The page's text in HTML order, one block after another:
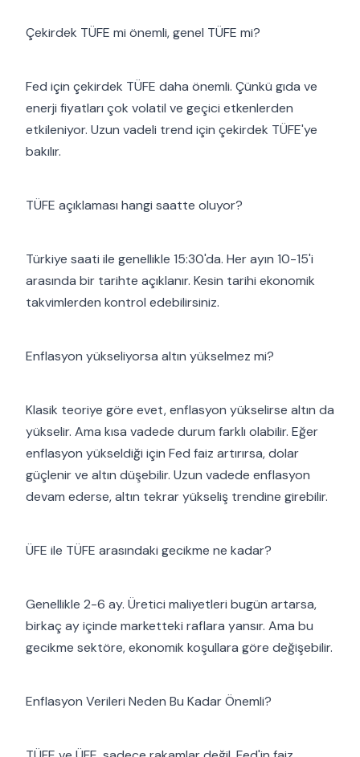
Çekirdek TÜFE mi önemli, genel TÜFE mi?
Fed için çekirdek TÜFE daha önemli. Çünkü gıda ve
enerji fiyatları çok volatil ve geçici etkenlerden
etkileniyor. Uzun vadeli trend için çekirdek TÜFE'ye
bakılır.
TÜFE açıklaması hangi saatte oluyor?
Türkiye saati ile genellikle 15:30'da. Her ayın 10-15'i
arasında bir tarihte açıklanır. Kesin tarihi ekonomik
takvimlerden kontrol edebilirsiniz.
Enflasyon yükseliyorsa altın yükselmez mi?
Klasik teoriye göre evet, enflasyon yükselirse altın da
yükselir. Ama kısa vadede durum farklı olabilir. Eğer
enflasyon yükseldiği için Fed faiz artırırsa, dolar
güçlenir ve altın düşebilir. Uzun vadede enflasyon
devam ederse, altın tekrar yükseliş trendine girebilir.
ÜFE ile TÜFE arasındaki gecikme ne kadar?
Genellikle 2-6 ay. Üretici maliyetleri bugün artarsa,
birkaç ay içinde marketteki raflara yansır. Ama bu
gecikme sektöre, ekonomik koşullara göre değişebilir.
Enflasyon Verileri Neden Bu Kadar Önemli?